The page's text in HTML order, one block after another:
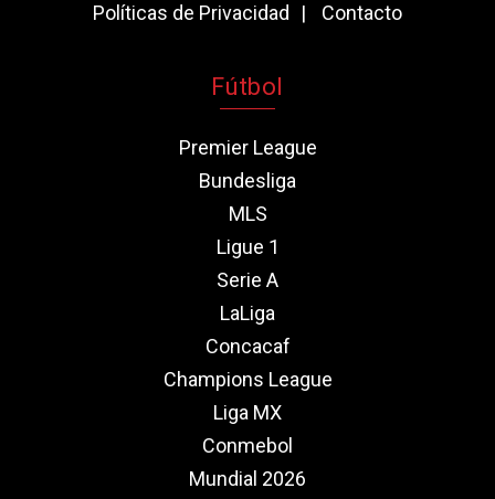
Políticas de Privacidad
Contacto
Fútbol
Premier League
Bundesliga
MLS
Ligue 1
Serie A
LaLiga
Concacaf
Champions League
Liga MX
Conmebol
Mundial 2026